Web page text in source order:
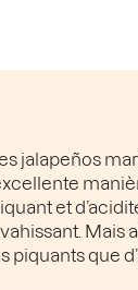
jalapeños
et
Mais
piquants que